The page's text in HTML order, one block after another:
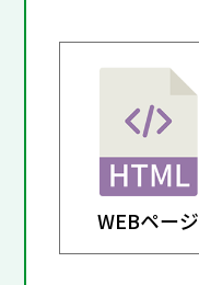
WEBページ